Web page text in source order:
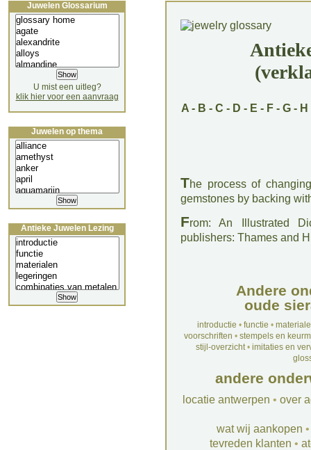
A - B - C - D - E - F - G - H
The process of
gemstones by backing
From: An Illustrated
publishers: Thames and
Andere
oude
introductie • functie •
voorschriften • stempels en
stijl-overzicht• imitaties en
andere
locatie antwerpen • over
wat wij aankopen
tevreden klanten •
Juwelen Glossarium
U mist een uitleg?
klik hier voor een aanvraag
Juwelen op thema
Antieke Juwelen Lezing